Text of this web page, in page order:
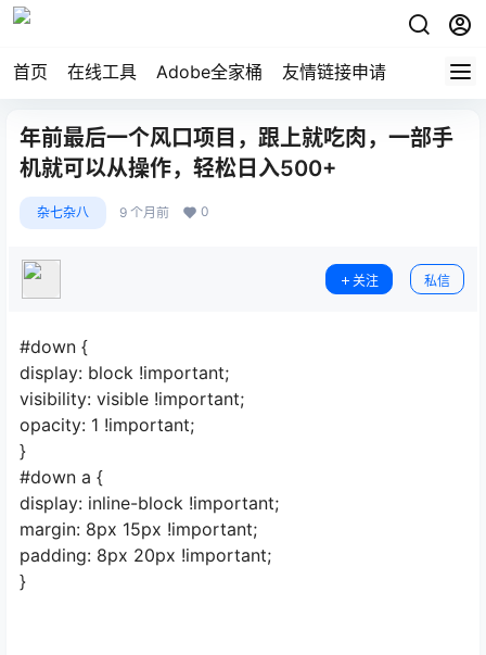
首页 在线工具 Adobe全家桶 友情链接申请
年前最后一个风口项目，跟上就吃肉，一部手
机就可以从操作，轻松日入500+
杂七杂八 9 个月前 0
关注 私信
#down {
display: block !important;
visibility: visible !important;
opacity: 1 !important;
}
#down a {
display: inline-block !important;
margin: 8px 15px !important;
padding: 8px 20px !important;
}